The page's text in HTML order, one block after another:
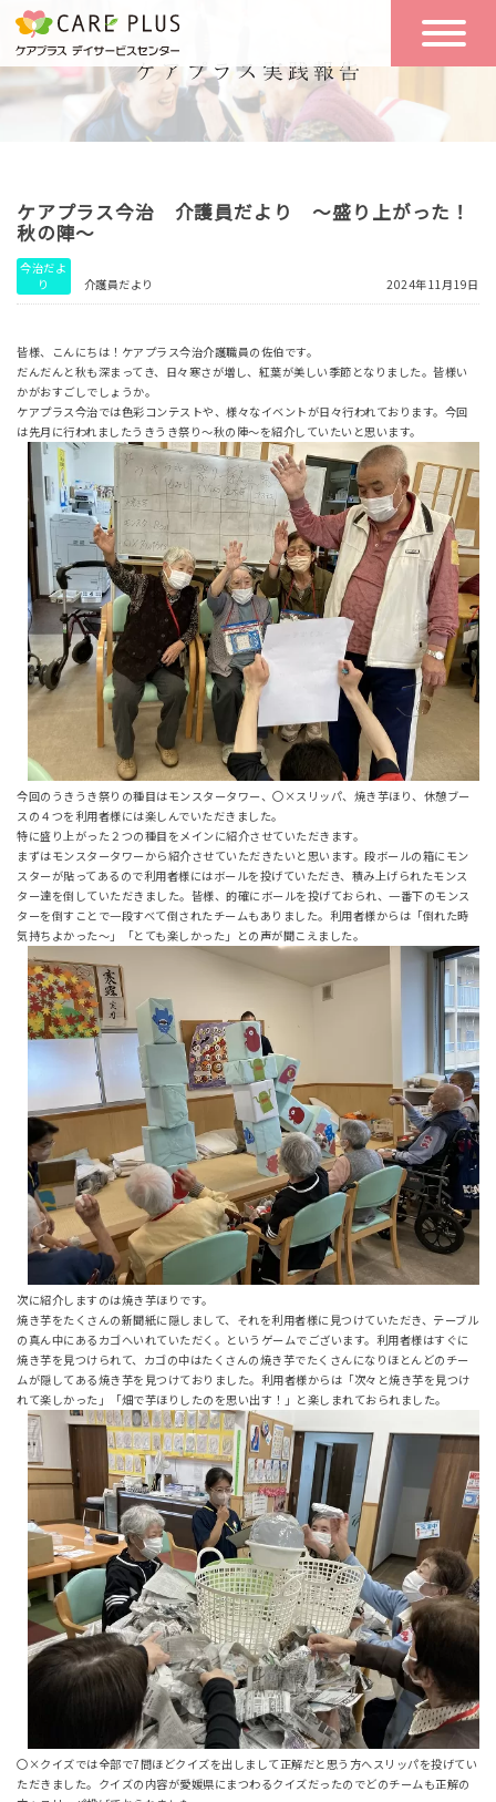
こんな方に
おすすめ
一日の流れ
一日体験
空き状況
実践報告
リクルート
お問い合わせ
体験希望
ケアプラス今治 介護員だより ～盛り上がった！
秋の陣～
今治だよ
り
介護員だより 2024年11月19日
皆様、こんにちは！ケアプラス今治介護職員の佐伯です。
だんだんと秋も深まってき、日々寒さが増し、紅葉が美しい季節となりました。皆様い
かがおすごしでしょうか。
ケアプラス今治では色彩コンテストや、様々なイベントが日々行われております。今回
は先月に行われましたうきうき祭り～秋の陣～を紹介していたいと思います。
今回のうきうき祭りの種目はモンスタータワー、〇×スリッパ、焼き芋ほり、休憩ブー
スの４つを利用者様には楽しんでいただきました。
特に盛り上がった２つの種目をメインに紹介させていただきます。
まずはモンスタータワーから紹介させていただきたいと思います。段ボールの箱にモン
スターが貼ってあるので利用者様にはボールを投げていただき、積み上げられたモンス
ター達を倒していただきました。皆様、的確にボールを投げておられ、一番下のモンス
ターを倒すことで一段すべて倒されたチームもありました。利用者様からは「倒れた時
気持ちよかった～」「とても楽しかった」との声が聞こえました。
次に紹介しますのは焼き芋ほりです。
焼き芋をたくさんの新聞紙に隠しまして、それを利用者様に見つけていただき、テーブル
の真ん中にあるカゴへいれていただく。というゲームでございます。利用者様はすぐに
焼き芋を見つけられて、カゴの中はたくさんの焼き芋でたくさんになりほとんどのチー
ムが隠してある焼き芋を見つけておりました。利用者様からは「次々と焼き芋を見つけ
れて楽しかった」「畑で芋ほりしたのを思い出す！」と楽しまれておられました。
〇×クイズでは全部で7問ほどクイズを出しまして正解だと思う方へスリッパを投げてい
ただきました。クイズの内容が愛媛県にまつわるクイズだったのでどのチームも正解の